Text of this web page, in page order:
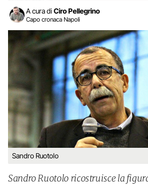
A cura di Ciro Pellegrino
Capo cronaca Napoli
Sandro Ruotolo
Sandro Ruotolo ricostruisce la